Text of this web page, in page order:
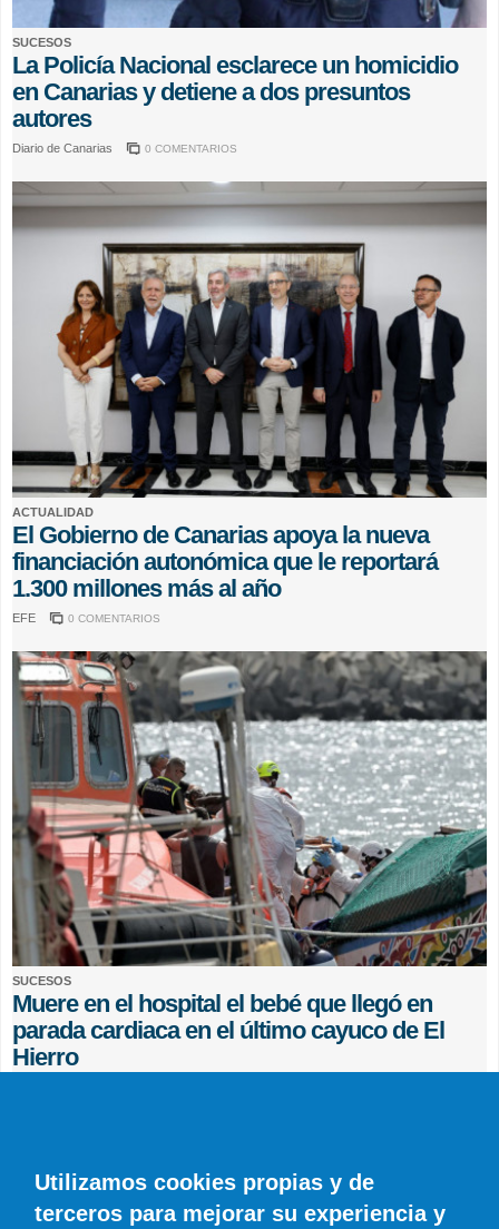
SUCESOS
La Policía Nacional esclarece un homicidio
en Canarias y detiene a dos presuntos
autores
Diario de Canarias 0 COMENTARIOS
ACTUALIDAD
El Gobierno de Canarias apoya la nueva
financiación autonómica que le reportará
1.300 millones más al año
EFE 0 COMENTARIOS
SUCESOS
Muere en el hospital el bebé que llegó en
parada cardiaca en el último cayuco de El
Hierro
Utilizamos cookies propias y de
terceros para mejorar su experiencia y